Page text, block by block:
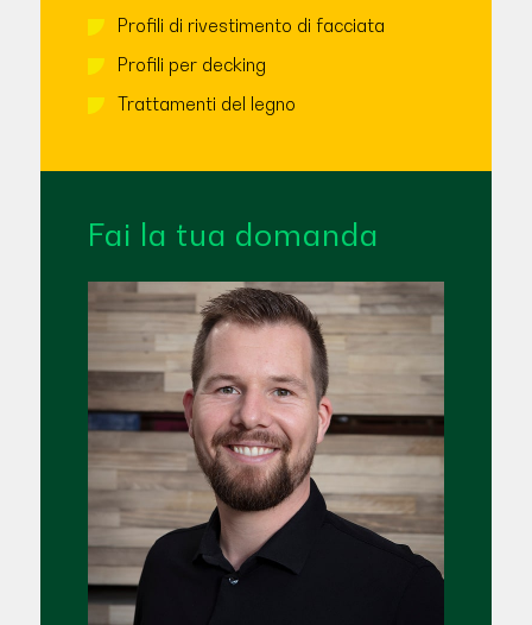
Profili di rivestimento di facciata
Profili per decking
Trattamenti del legno
Fai la tua domanda